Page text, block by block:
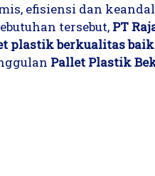
efisiensi dan
tersebut, PT
plastik berkualitas baik
Pallet Plastik